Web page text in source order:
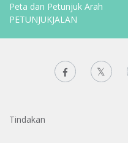
Peta dan Petunjuk Arah
PETUNJUKJALAN
Tindakan